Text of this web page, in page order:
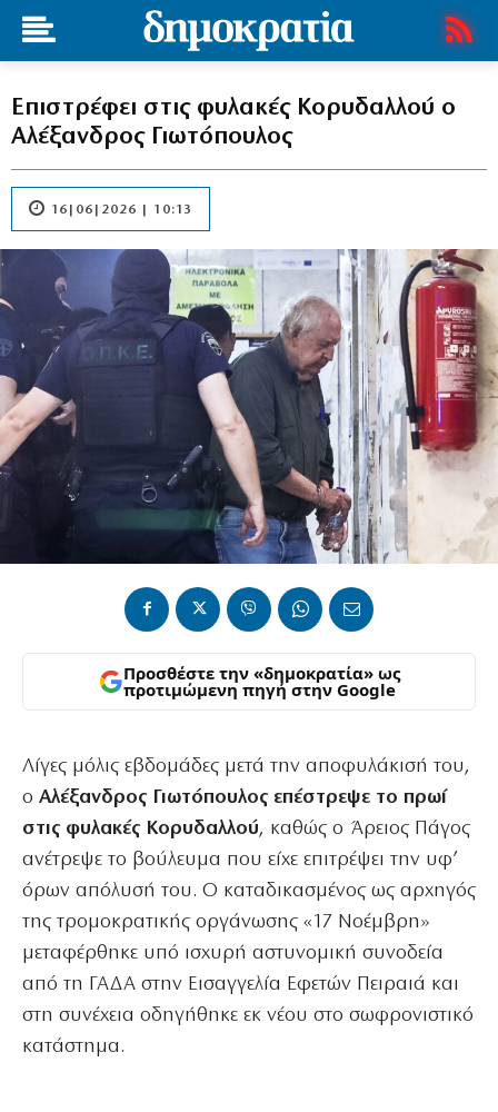
Επιστρέφει στις φυλακές Κορυδαλλού ο
Αλέξανδρος Γιωτόπουλος
16|06|2026 | 10:13
Προσθέστε την «δημοκρατία» ως
προτιμώμενη πηγή στην Google
Λίγες μόλις εβδομάδες μετά την αποφυλάκισή του,
ο Αλέξανδρος Γιωτόπουλος επέστρεψε το πρωί
στις φυλακές Κορυδαλλού, καθώς ο Άρειος Πάγος
ανέτρεψε το βούλευμα που είχε επιτρέψει την υφ’
όρων απόλυσή του. Ο καταδικασμένος ως αρχηγός
της τρομοκρατικής οργάνωσης «17 Νοέμβρη»
μεταφέρθηκε υπό ισχυρή αστυνομική συνοδεία
από τη ΓΑΔΑ στην Εισαγγελία Εφετών Πειραιά και
στη συνέχεια οδηγήθηκε εκ νέου στο σωφρονιστικό
κατάστημα.